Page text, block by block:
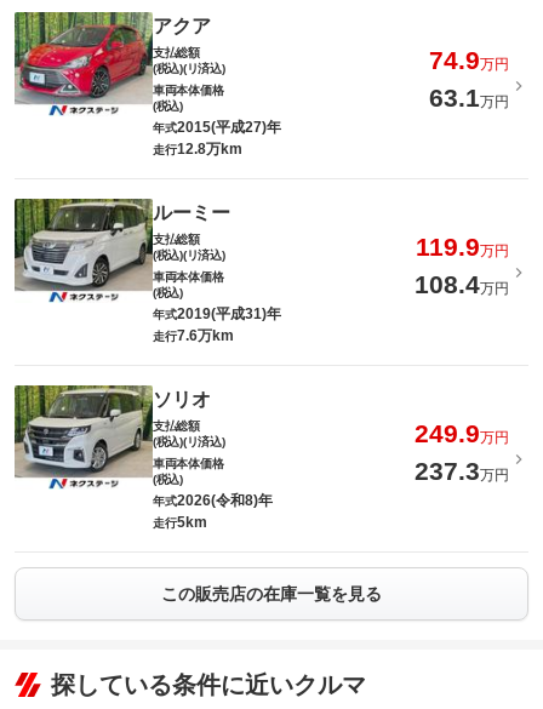
アクア
支払総額
(税込)(リ済込)
74.9万円
車両本体価格
(税込)
63.1万円
年式2015(平成27)年
走行12.8万km
ルーミー
支払総額
(税込)(リ済込)
119.9万円
車両本体価格
(税込)
108.4万円
年式2019(平成31)年
走行7.6万km
ソリオ
支払総額
(税込)(リ済込)
249.9万円
車両本体価格
(税込)
237.3万円
年式2026(令和8)年
走行5km
この販売店の在庫一覧を見る
探している条件に近いクルマ